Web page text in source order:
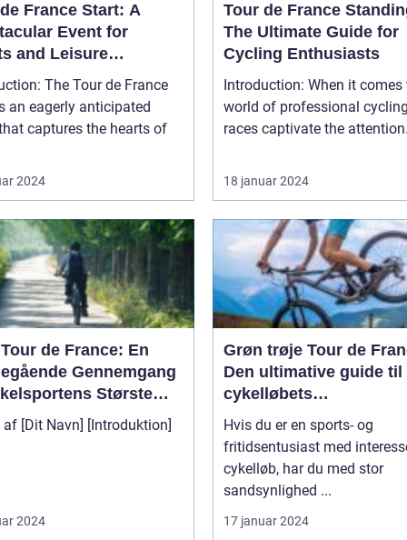
France Start: A
Event for
and Leisure
The Tour de France
an eagerly anticipated
captures the hearts of
2024
Tour de France
The Ultimate Guide for
Cycling Enthusiasts
Introduction: When it comes to the
world of professional
races captivate the
18 januar 2024
de France: En
Gennemgang
Største
Navn] [Introduktion]
2024
Grøn trøje Tour de
Den ultimative guide til
cykelløbets
pointkonkurrence
Hvis du er en sports- og
fritidsentusiast med
cykelløb, har du med stor
sandsynlighed ...
17 januar 2024